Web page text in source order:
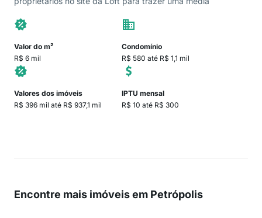
Valor do m²
R$ 6 mil
Condomínio
R$ 580 até R$ 1,1 mil
Valores dos imóveis
R$ 396 mil até R$ 937,1 mil
IPTU mensal
R$ 10 até R$ 300
Encontre mais imóveis em Petrópolis